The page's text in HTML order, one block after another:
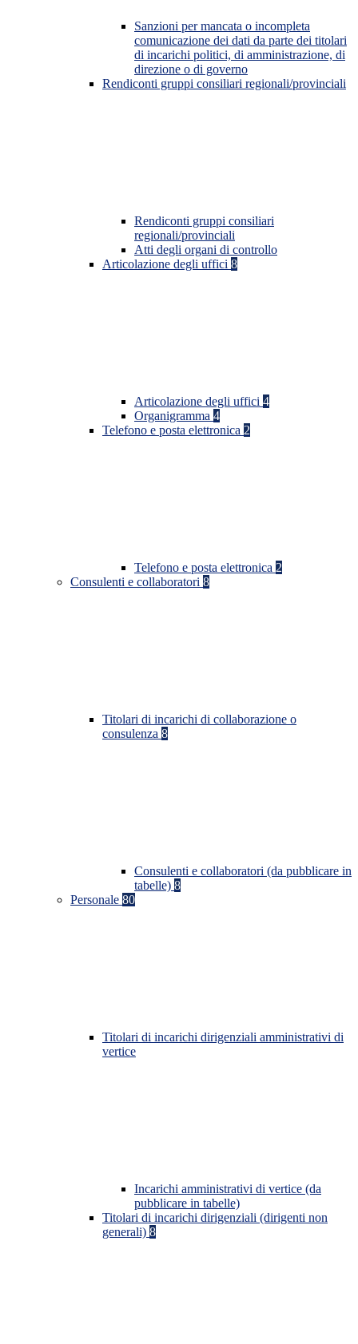
Sanzioni per mancata o incompleta
comunicazione dei dati da parte dei titolari
di incarichi politici, di amministrazione, di
direzione o di governo
Rendiconti gruppi consiliari regionali/provinciali
Rendiconti gruppi consiliari
regionali/provinciali
Atti degli organi di controllo
Articolazione degli uffici 8
Articolazione degli uffici 4
Organigramma 4
Telefono e posta elettronica 2
Telefono e posta elettronica 2
Consulenti e collaboratori 8
Titolari di incarichi di collaborazione o
consulenza 8
Consulenti e collaboratori (da pubblicare in
tabelle) 8
Personale 80
Titolari di incarichi dirigenziali amministrativi di
vertice
Incarichi amministrativi di vertice (da
pubblicare in tabelle)
Titolari di incarichi dirigenziali (dirigenti non
generali) 8